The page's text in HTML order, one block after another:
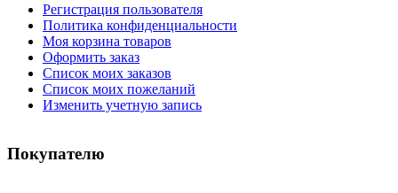
Регистрация пользователя
Политика конфиденциальности
Моя корзина товаров
Оформить заказ
Список моих заказов
Список моих пожеланий
Изменить учетную запись
Покупателю